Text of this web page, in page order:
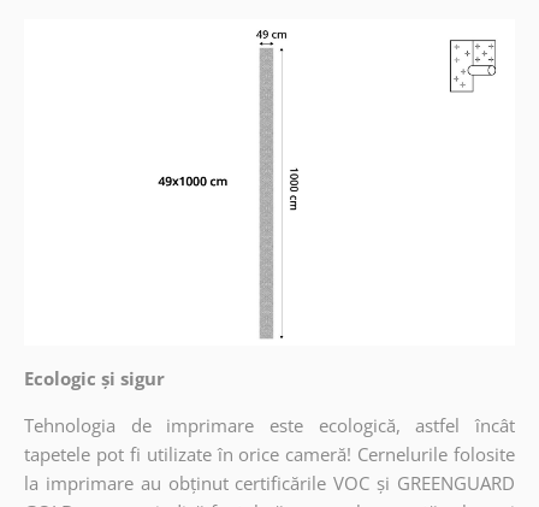
Ecologic și sigur
Tehnologia de imprimare este ecologică, astfel încât
tapetele pot fi utilizate în orice cameră! Cernelurile folosite
la imprimare au obținut certificările VOC și GREENGUARD